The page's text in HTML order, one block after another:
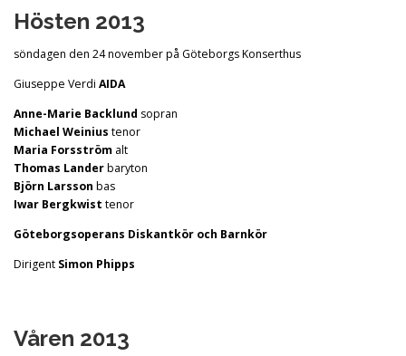
Hösten 2013
söndagen den 24 november på Göteborgs Konserthus
Giuseppe Verdi AIDA
Anne-Marie Backlund sopran
Michael Weinius tenor
Maria Forsström alt
Thomas Landerbaryton
Björn Larsson bas
Iwar Bergkwist tenor
Göteborgsoperans Diskantkör och Barnkör
Dirigent Simon Phipps
Våren 2013